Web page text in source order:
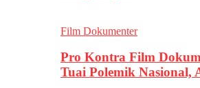
Film Dokumenter
Pro Kontra Film
Tuai Polemik